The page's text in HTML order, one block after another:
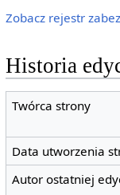
Zobacz rejestr
Historia
Twórca strony
Data utworzenia
Autor ostatniej